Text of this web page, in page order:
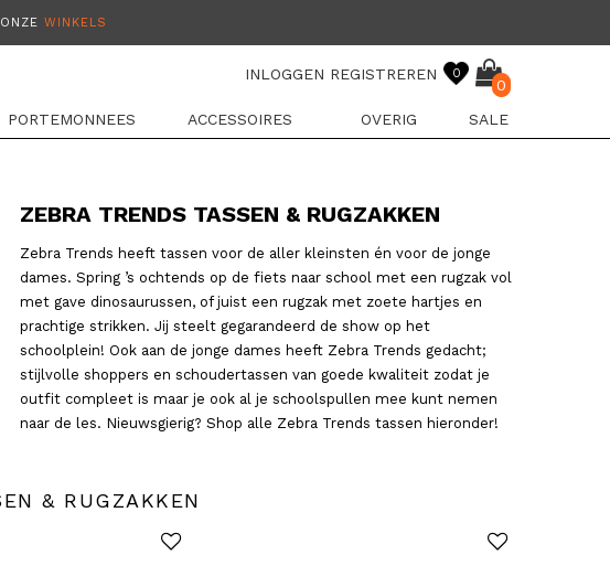
WINKELS
INLOGGEN REGISTREREN 0
0
PORTEMONNEES ACCESSOIRES OVERIG SALE
ZEBRA TRENDS TASSEN & RUGZAKKEN
Zebra Trends heeft tassen voor de aller kleinsten én voor de jonge
dames. Spring ’s ochtends op de fiets naar school met een rugzak vol
met gave dinosaurussen, of juist een rugzak met zoete hartjes en
prachtige strikken. Jij steelt gegarandeerd de show op het
schoolplein! Ook aan de jonge dames heeft Zebra Trends gedacht;
stijlvolle shoppers en schoudertassen van goede kwaliteit zodat je
outfit compleet is maar je ook al je schoolspullen mee kunt nemen
naar de les. Nieuwsgierig? Shop alle Zebra Trends tassen hieronder!
& RUGZAKKEN